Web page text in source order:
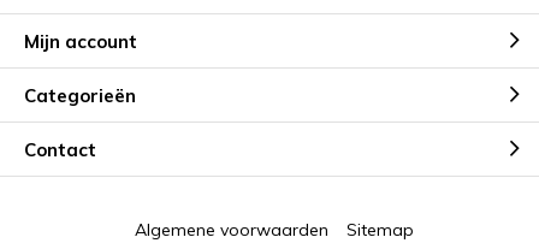
Mijn account
Categorieën
Contact
Algemene voorwaarden Sitemap